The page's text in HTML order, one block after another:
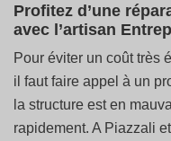
Profitez d’une
avec l’artisan
Pour éviter un coût très
il faut faire appel à un
la structure est en
rapidement. A Piazzali